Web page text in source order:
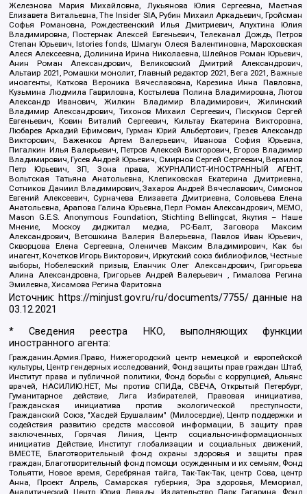
Железнова Мария Михайловна, Лукьянова Юлия Сергеевна, Маетная
Елизавета Витальевна, The Insider SIA, Рубин Михаил Аркадьевич, Гройсман
Софья Романовна, Рождественский Илья Дмитриевич, Апухтина Юлия
Владимировна, Постернак Алексей Евгеньевич, Телеканал Дождь, Петров
Степан Юрьевич, Istories fonds, Шмагун Олеся Валентиновна, Мароховская
Алеся Алексеевна, Долинина Ирина Николаевна, Шлейнов Роман Юрьевич,
Анин Роман Александрович, Великовский Дмитрий Александрович,
Альтаир 2021, Ромашки монолит, Главный редактор 2021, Вега 2021, Важные
иноагенты, Каткова Вероника Вячеславовна, Карезина Инна Павловна,
Кузьмина Людмила Гавриловна, Костылева Полина Владимировна, Лютов
Александр Иванович, Жилкин Владимир Владимирович, Жилинский
Владимир Александрович, Тихонов Михаил Сергеевич, Пискунов Сергей
Евгеньевич, Ковин Виталий Сергеевич, Кильтау Екатерина Викторовна,
Любарев Аркадий Ефимович, Гурман Юрий Альбертович, Грезев Александр
Викторович, Важенков Артем Валерьевич, Иванова София Юрьевна,
Пигалкин Илья Валерьевич, Петров Алексей Викторович, Егоров Владимир
Владимирович, Гусев Андрей Юрьевич, Смирнов Сергей Сергеевич, Верзилов
Петр Юрьевич, ЗП, Зона права, ЖУРНАЛИСТ-ИНОСТРАННЫЙ АГЕНТ,
Вольтская Татьяна Анатольевна, Клепиковская Екатерина Дмитриевна,
Сотников Даниил Владимирович, Захаров Андрей Вячеславович, Симонов
Евгений Алексеевич, Сурначева Елизавета Дмитриевна, Соловьева Елена
Анатольевна, Арапова Галина Юрьевна, Перл Роман Александрович, МЕМО,
Mason G.E.S. Anonymous Foundation, Stichting Bellingcat, Якутия – Наше
Мнение, Москоу диджитал медиа, РС-Балт, Заговора Максим
Александрович, Ветошкина Валерия Валерьевна, Павлов Иван Юрьевич,
Скворцова Елена Сергеевна, Оленичев Максим Владимирович, Как бы
инагент, Кочетков Игорь Викторович, Иркутский союз библиофилов, Честные
выборы, Нобелевский призыв, Еланчик Олег Александрович, Григорьева
Алина Александровна, Григорьев Андрей Валерьевич , Гималова Регина
Эмилевна, Хисамова Регина Фаритовна
Источник: https://minjust.gov.ru/ru/documents/7755/ данные на
03.12.2021
* Сведения реестра НКО, выполняющих функции
иностранного агента:
Гражданин.Армия.Право, Нижегородский центр немецкой и европейской
культуры, Центр гендерных исследований, Фонд защиты прав граждан Штаб,
Институт права и публичной политики, Фонд борьбы с коррупцией, Альянс
врачей, НАСИЛИЮ.НЕТ, Мы против СПИДа, СВЕЧА, Открытый Петербург,
Гуманитарное действие, Лига Избирателей, Правовая инициатива,
Гражданская инициатива против экологической преступности,
Гражданский Союз, "Хасдей Ерушалаим" (Милосердие), Центр поддержки и
содействия развитию средств массовой информации, В защиту прав
заключенных, Горячая Линия, Центр социально-информационных
инициатив Действие, Институт глобализации и социальных движений,
ВМЕСТЕ, Благотворительный фонд охраны здоровья и защиты прав
граждан, Благотворительный фонд помощи осужденным и их семьям, Фонд
Тольятти, Новое время, Серебряная тайга, Так-Так-Так, центр Сова, центр
Анна, Проект Апрель, Самарская губерния, Эра здоровья, Мемориал,